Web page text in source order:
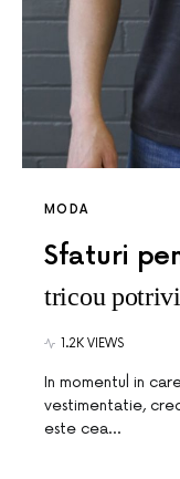
MODA
Sfaturi
tricou
1.2K VIEWS
In momentul in
vestimentatie,
este cea…